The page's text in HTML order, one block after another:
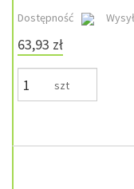
Dostępność
63,93 zł
szt